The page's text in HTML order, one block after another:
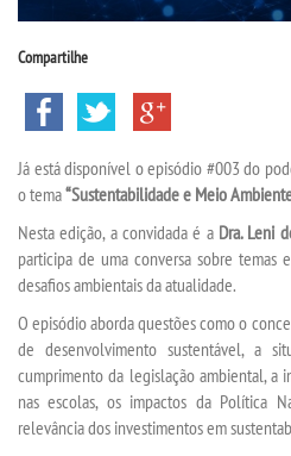
VESTIBULAR
INSCREVA-SE
TRANSFERÊNCIA
MATRÍCULA
EDITAL
Compartilhe
Já está disponível o episódio #003 do
o tema“Sustentabilidade e Meio
Nesta edição, a convidada é a Dra. Leni
participa de uma conversa sobre temas
desafios ambientais da atualidade.
O episódio aborda questões como o
de desenvolvimento sustentável, a
cumprimento da legislação ambiental, a
nas escolas, os impactos da Política
relevância dos investimentos em